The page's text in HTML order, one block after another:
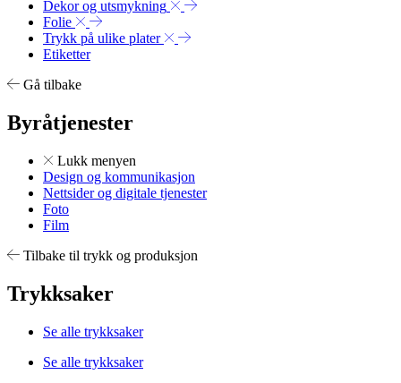
Dekor og utsmykning
Folie
Trykk på ulike plater
Etiketter
Gå tilbake
Byråtjenester
Lukk menyen
Design og kommunikasjon
Nettsider og digitale tjenester
Foto
Film
Tilbake til trykk og produksjon
Trykksaker
Se alle trykksaker
Se alle trykksaker